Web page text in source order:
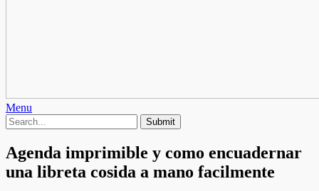
Menu
Agenda imprimible y como encuadernar
una libreta cosida a mano facilmente